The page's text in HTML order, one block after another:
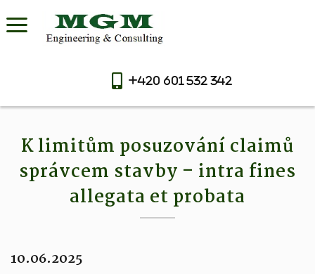
+420 601 532 342
K limitům posuzování claimů
správcem stavby – intra fines
allegata et probata
10.06.2025